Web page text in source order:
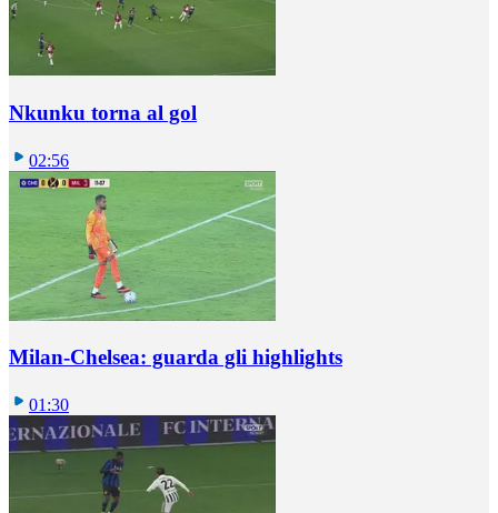
Nkunku torna al gol
02:56
Milan-Chelsea: guarda gli highlights
01:30